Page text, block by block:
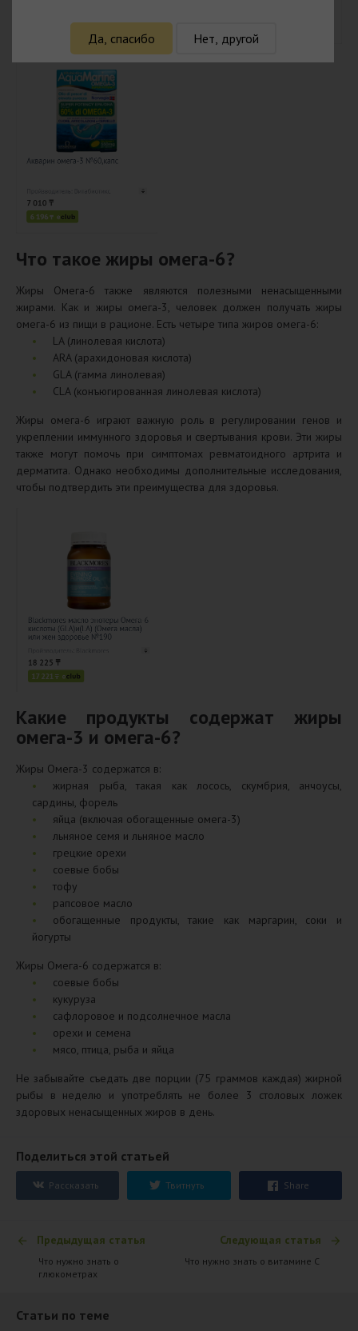
Что такое жиры омега-6?
Жиры Омега-6 также являются полезными ненасыщенными
жирами. Как и жиры омега-3, человек должен получать жиры
омега-6 из пищи в рационе. Есть четыре типа жиров омега-6:
LA (линолевая кислота)
ARA (арахидоновая кислота)
GLA (гамма линолевая)
CLA (конъюгированная линолевая кислота)
Жиры омега-6 играют важную роль в регулировании генов и
укреплении иммунного здоровья и свертывания крови. Эти жиры
также могут помочь при симптомах ревматоидного артрита и
дерматита. Однако необходимы дополнительные исследования,
чтобы подтвердить эти преимущества для здоровья.
Какие продукты содержат жиры
омега-3 и омега-6?
Жиры Омега-3 содержатся в:
жирная рыба, такая как лосось, скумбрия, анчоусы,
сардины, форель
яйца (включая обогащенные омега-3)
льняное семя и льняное масло
грецкие орехи
соевые бобы
тофу
рапсовое масло
обогащенные продукты, такие как маргарин, соки и
йогурты
Жиры Омега-6 содержатся в:
соевые бобы
кукуруза
сафлоровое и подсолнечное масла
орехи и семена
мясо, птица, рыба и яйца
Не забывайте съедать две порции (75 граммов каждая) жирной
рыбы в неделю и употреблять не более 3 столовых ложек
здоровых ненасыщенных жиров в день.
Поделиться этой статьей
Рассказать Твитнуть Share
Предыдущая статья
​Что нужно знать о
глюкометрах
Следующая статья
Что нужно знать о витамине C
Статьи по теме
Да, спасибо Нет, другой